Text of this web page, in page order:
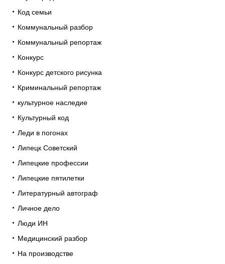
Код семьи
Коммунальный разбор
Коммунальный репортаж
Конкурс
Конкурс детского рисунка
Криминальный репортаж
культурное наследие
Культурный код
Леди в погонах
Липецк Советский
Липецкие профессии
Липецкие пятилетки
Литературный автограф
Личное дело
Люди ИН
Медицинский разбор
На производстве